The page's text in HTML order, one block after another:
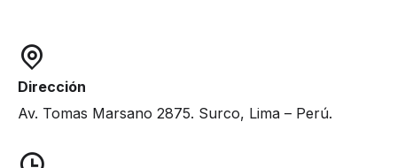
Dirección
Av. Tomas Marsano 2875. Surco, Lima – Perú.